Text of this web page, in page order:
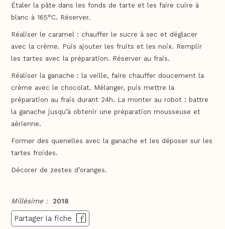
Étaler la pâte dans les fonds de tarte et les faire cuire à
blanc à 165°C. Réserver.
Réaliser le caramel : chauffer le sucre à sec et déglacer
avec la crème. Puis ajouter les fruits et les noix. Remplir
les tartes avec la préparation. Réserver au frais.
Réaliser la ganache : la veille, faire chauffer doucement la
crème avec le chocolat. Mélanger, puis mettre la
préparation au frais durant 24h. La monter au robot : battre
la ganache jusqu’à obtenir une préparation mousseuse et
aérienne.
Former des quenelles avec la ganache et les déposer sur les
tartes froides.
Décorer de zestes d’oranges.
Millésime : 2018
Partager la fiche